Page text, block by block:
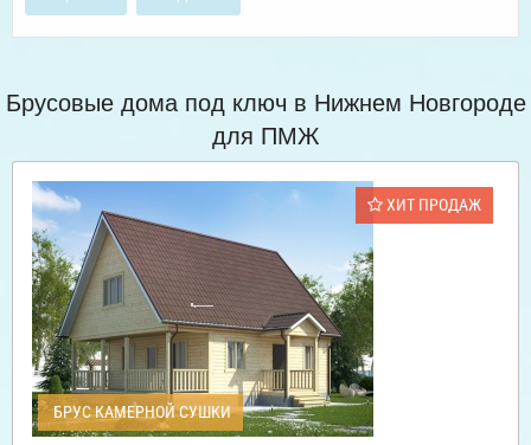
Брусовые дома под ключ в Нижнем Новгороде
для ПМЖ
ХИТ ПРОДАЖ
БРУС КАМЕРНОЙ СУШКИ